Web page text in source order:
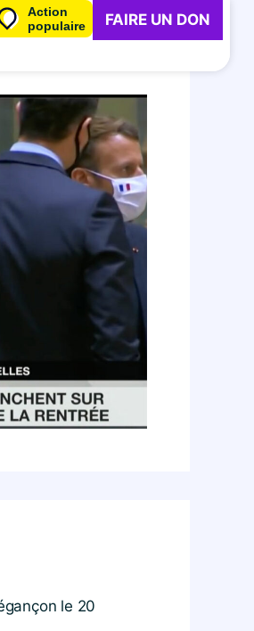
Action
populaire
FAIRE UN DON
le 20